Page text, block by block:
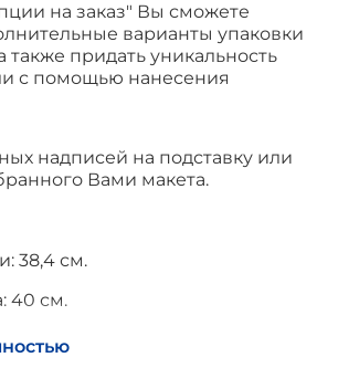
на заказ" Вы сможете
варианты упаковки
также придать уникальность
с помощью нанесения
надписей на подставку или
Вами макета.
38,4 см.
40 см.
на подставке: до 20см.